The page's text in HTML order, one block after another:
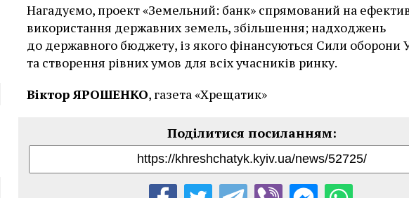
Нагадуємо, проект «Земельний: банк» спрямований на
використання державних земель, збільшення; надходжень
до державного бюджету, із якого фінансуються Сили оборони
та створення рівних умов для всіх учасників ринку.
Віктор ЯРОШЕНКО, газета «Хрещатик»